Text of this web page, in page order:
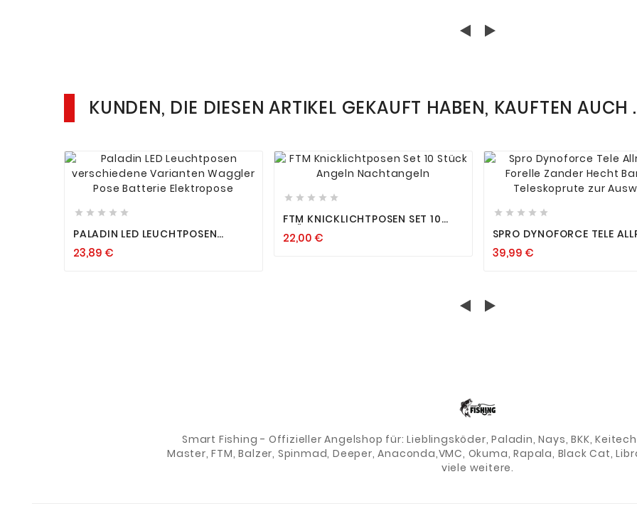
KUNDEN, DIE DIESEN ARTIKEL GEKAUFT HABEN, KAUFTEN AUCH
   
    
PALADIN LED LEUCHTPOSEN
WAGGLER POSE BATTERIE
23,89 €
   
    
FTM KNICKLICHTPOSEN SET 10
STÜCK ANGELN NACHTANGELN
22,00 €
   
    
SPRO DYNOFORCE TELE
TELESKOPRUTE ZUR AUSWAH
39,99 €
Smart Fishing - Offizieller Angelshop für: Lieblingsköder, Paladin, Nays, BKK,
Master, FTM, Balzer, Spinmad, Deeper, Anaconda,VMC, Okuma, Rapala, Black Cat,
viele weitere.